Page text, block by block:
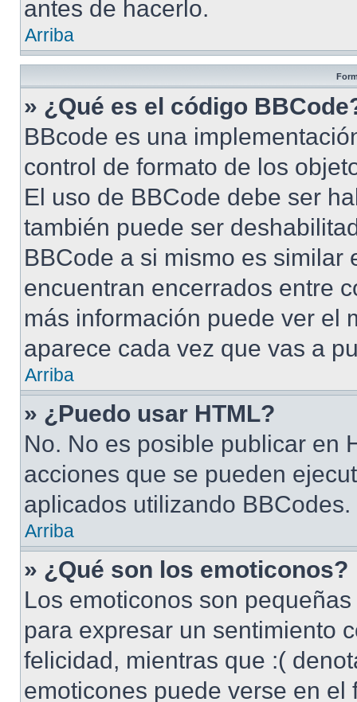
antes de hacerlo.
Arriba
» ¿Qué es el código
BBcode es una
control de formato de los
El uso de BBCode debe ser
también puede ser
BBCode a si mismo es similar
encuentran encerrados entre
más información puede ver el
aparece cada vez que vas a
Arriba
» ¿Puedo usar HTML?
No. No es posible publicar en
acciones que se pueden
aplicados utilizando BBCodes.
Arriba
» ¿Qué son los emoticonos?
Los emoticonos son
para expresar un sentimiento
felicidad, mientras que :(
emoticones puede verse en